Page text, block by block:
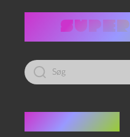
Led
efter:
Scifihaiku